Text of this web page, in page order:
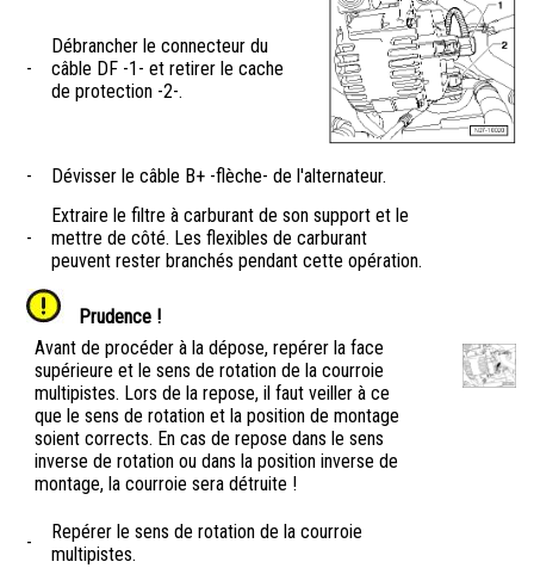
-
Débrancher le connecteur du
câble DF -1- et retirer le cache
de protection -2-.
- Dévisser le câble B+ -flèche- de l'alternateur.
-
Extraire le filtre à carburant de son support et le
mettre de côté. Les flexibles de carburant
peuvent rester branchés pendant cette opération.
Prudence !
Avant de procéder à la dépose, repérer la face
supérieure et le sens de rotation de la courroie
multipistes. Lors de la repose, il faut veiller à ce
que le sens de rotation et la position de montage
soient corrects. En cas de repose dans le sens
inverse de rotation ou dans la position inverse de
montage, la courroie sera détruite !
-
Repérer le sens de rotation de la courroie
multipistes.